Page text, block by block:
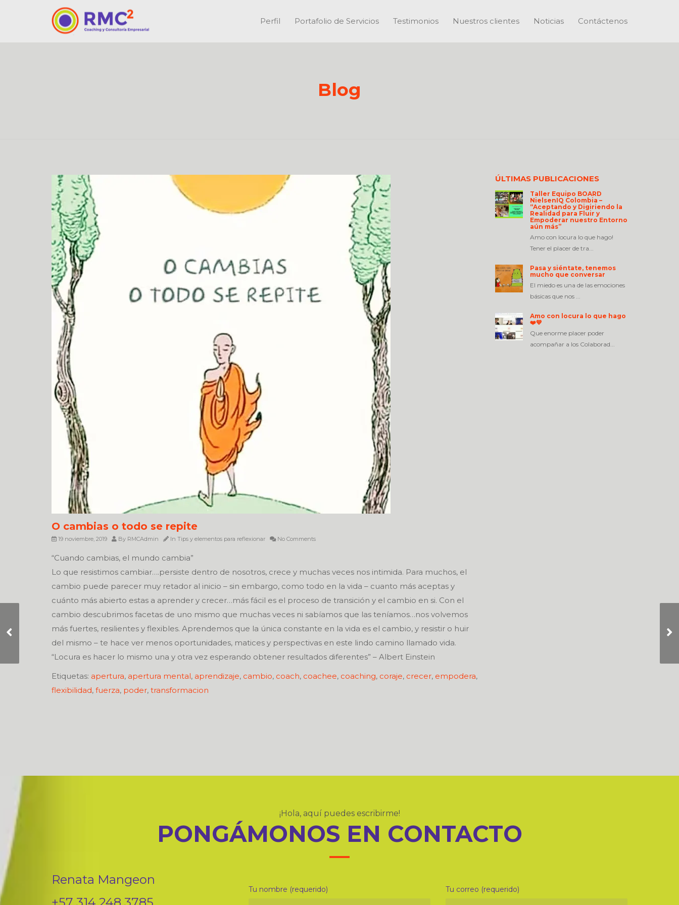
Perfil Portafolio de Servicios Testimonios Nuestros clientes Noticias Contáctenos
Blog
O cambias o todo se repite
19 noviembre, 2019 By RMCAdmin In Tips y elementos para reflexionar No Comments
“Cuando cambias, el mundo cambia”
Lo que resistimos cambiar….persiste dentro de nosotros, crece y muchas veces nos intimida. Para muchos, el
cambio puede parecer muy retador al inicio – sin embargo, como todo en la vida – cuanto más aceptas y
cuánto más abierto estas a aprender y crecer…más fácil es el proceso de transición y el cambio en si. Con el
cambio descubrimos facetas de uno mismo que muchas veces ni sabíamos que las teníamos…nos volvemos
más fuertes, resilientes y flexibles. Aprendemos que la única constante en la vida es el cambio, y resistir o huir
del mismo – te hace ver menos oportunidades, matices y perspectivas en este lindo camino llamado vida.
“Locura es hacer lo mismo una y otra vez esperando obtener resultados diferentes” – Albert Einstein
Etiquetas: apertura, apertura mental, aprendizaje, cambio, coach, coachee, coaching, coraje, crecer, empodera,
flexibilidad, fuerza, poder, transformacion
ÚLTIMAS PUBLICACIONES
Taller Equipo BOARD
NielsenIQ Colombia –
“Aceptando y Digiriendo la
Realidad para Fluir y
Empoderar nuestro Entorno
aún más”
Amo con locura lo que hago!
Tener el placer de tra...
Pasa y siéntate, tenemos
mucho que conversar
El miedo es una de las emociones
básicas que nos ...
Amo con locura lo que hago
❤️💙
Que enorme placer poder
acompañar a los Colaborad...
quien eres, no tienes
nada que demostrar
¡Hola, aquí puedes escribirme!
PONGÁMONOS EN CONTACTO
Renata Mangeon
Tu nombre (requerido) Tu correo (requerido)